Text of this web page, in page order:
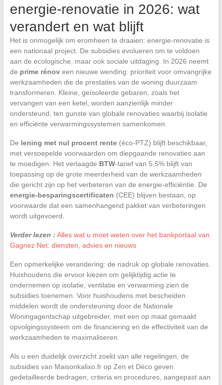
energie-renovatie in 2026: wat
verandert en wat blijft
Het is onmogelijk om eromheen te draaien: energie-renovatie is
een nationaal project. De subsidies evolueren om te voldoen
aan de ecologische, maar ook sociale uitdaging. In 2026 neemt
de prime rénoveen nieuwe wending: prioriteit voor omvangrijke
werkzaamheden die de prestaties van de woning duurzaam
transformeren. Kleine, geïsoleerde gebaren, zoals het
vervangen van een ketel, worden aanzienlijk minder
ondersteund, ten gunste van globale renovaties waarbij isolatie
en efficiënte verwarmingssystemen samenkomen.
De lening met nul procent rente(éco-PTZ) blijft beschikbaar,
met versoepelde voorwaarden om diepgaande renovaties aan
te moedigen. Het verlaagde BTW-tarief van 5,5% blijft van
toepassing op de grote meerderheid van de werkzaamheden
die gericht zijn op het verbeteren van de energie-efficiëntie. De
energie-besparingscertificaten (CEE) blijven bestaan, op
voorwaarde dat een samenhangend pakket van verbeteringen
wordt uitgevoerd.
Verder lezen : Alles wat u moet weten over het bankportaal van
Gagnez Net: diensten, advies en nieuws
Een opmerkelijke verandering: de nadruk op globale renovaties.
Huishoudens die ervoor kiezen om gelijktijdig actie te
ondernemen op isolatie, ventilatie en verwarming zien de
subsidies toenemen. Voor huishoudens met bescheiden
middelen wordt de ondersteuning door de Nationale
Woningagentschap uitgebreider, met een op maat gemaakt
opvolgingssysteem om de financiering en de effectiviteit van de
werkzaamheden te maximaliseren.
Als u een duidelijk overzicht zoekt van alle regelingen, de
subsidies van Maisonkalixo.fr op Zen et Déco geven
gedetailleerde bedragen, criteria en procedures, aangepast aan